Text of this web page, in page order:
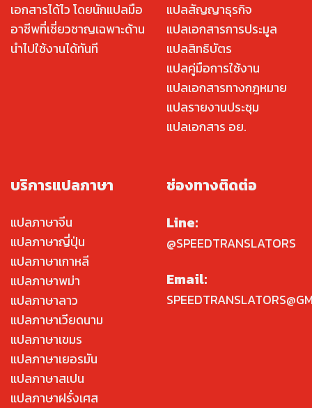
เอกสารได้ไว โดยนักแปลมือ
อาชีพที่เชี่ยวชาญเฉพาะด้าน
นำไปใช้งานได้ทันที
แปลสัญญาธุรกิจ
แปลเอกสารการประมูล
แปลสิทธิบัตร
แปลคู่มือการใช้งาน
แปลเอกสารทางกฎหมาย
แปลรายงานประชุม
แปลเอกสาร อย.
บริการแปลภาษา
แปลภาษาจีน
แปลภาษาญี่ปุ่น
แปลภาษาเกาหลี
แปลภาษาพม่า
แปลภาษาลาว
แปลภาษาเวียดนาม
แปลภาษาเขมร
แปลภาษาเยอรมัน
แปลภาษาสเปน
แปลภาษาฝรั่งเศส
ช่องทางติดต่อ
Line:
@SPEEDTRANSLATORS
Email: